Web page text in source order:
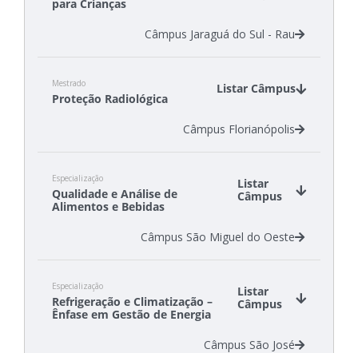
para Crianças
Câmpus Jaraguá do Sul - Rau
Mestrado
Proteção Radiológica
Listar Câmpus
Câmpus Florianópolis
Especialização
Qualidade e Análise de
Alimentos e Bebidas
Listar
Câmpus
Câmpus São Miguel do Oeste
Especialização
Refrigeração e Climatização –
Ênfase em Gestão de Energia
Listar
Câmpus
Câmpus São José